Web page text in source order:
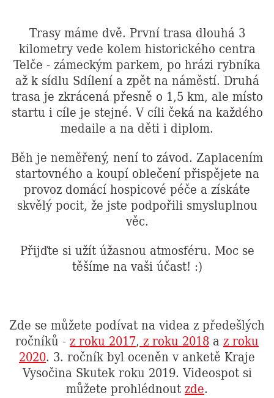
Trasy máme dvě. První trasa dlouhá 3
kilometry vede kolem historického centra
Telče - zámeckým parkem, po hrázi rybníka
až k sídlu Sdílení a zpět na náměstí. Druhá
trasa je zkrácená přesně o 1,5 km, ale místo
startu i cíle je stejné. V cíli čeká na každého
medaile a na děti i diplom.
Běh je neměřený, není to závod. Zaplacením
startovného a koupí oblečení přispějete na
provoz domácí hospicové péče a získáte
skvělý pocit, že jste podpořili smysluplnou
věc.
Přijďte si užít úžasnou atmosféru. Moc se
těšíme na vaši účast! :)
Zde se můžete podívat na videa z předešlých
ročníků -z roku 2017, z roku 2018 az roku
2020. 3. ročník byl oceněn v anketě Kraje
Vysočina Skutek roku 2019. Videospot si
můžete prohlédnoutzde.